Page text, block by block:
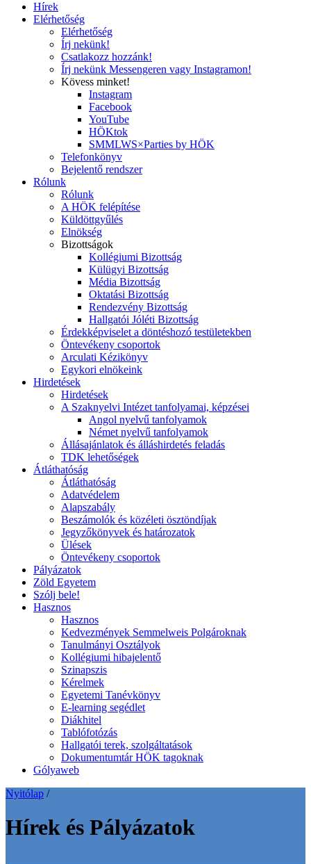
Hírek
Elérhetőség
Elérhetőség
Írj nekünk!
Csatlakozz hozzánk!
Írj nekünk Messengeren vagy Instagramon!
Kövess minket!
Instagram
Facebook
YouTube
HÖKtok
SMMLWS×Parties by HÖK
Telefonkönyv
Bejelentő rendszer
Rólunk
Rólunk
A HÖK felépítése
Küldöttgyűlés
Elnökség
Bizottságok
Kollégiumi Bizottság
Külügyi Bizottság
Média Bizottság
Oktatási Bizottság
Rendezvény Bizottság
Hallgatói Jóléti Bizottság
Érdekképviselet a döntéshozó testületekben
Öntevékeny csoportok
Arculati Kézikönyv
Egykori elnökeink
Hirdetések
Hirdetések
A Szaknyelvi Intézet tanfolyamai, képzései
Angol nyelvű tanfolyamok
Német nyelvű tanfolyamok
Állásajánlatok és álláshirdetés feladás
TDK lehetőségek
Átláthatóság
Átláthatóság
Adatvédelem
Alapszabály
Beszámolók és közéleti ösztöndíjak
Jegyzőkönyvek és határozatok
Ülések
Öntevékeny csoportok
Pályázatok
Zöld Egyetem
Szólj bele!
Hasznos
Hasznos
Kedvezmények Semmelweis Polgároknak
Tanulmányi Osztályok
Kollégiumi hibajelentő
Szinapszis
Kérelmek
Egyetemi Tanévkönyv
E-learning segédlet
Diákhitel
Tablófotózás
Hallgatói terek, szolgáltatások
Dokumentumtár HÖK tagoknak
Gólyaweb
Nyitólap /
Hírek és Pályázatok